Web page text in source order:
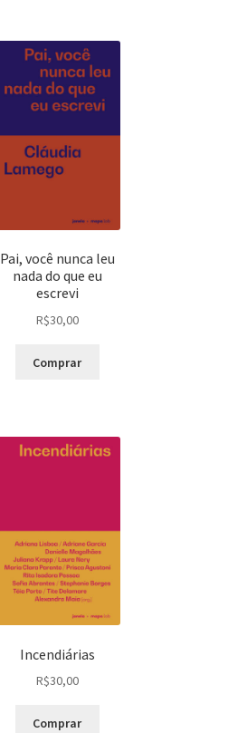
Pai, você nunca leu
nada do que eu
escrevi
R$30,00
Comprar
Incendiárias
R$30,00
Comprar